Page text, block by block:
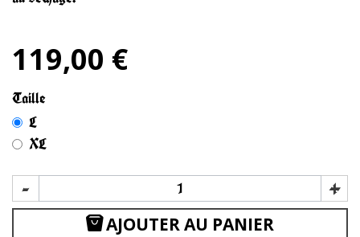
119,00 €
Taille
L
XL
- +
AJOUTER AU PANIER